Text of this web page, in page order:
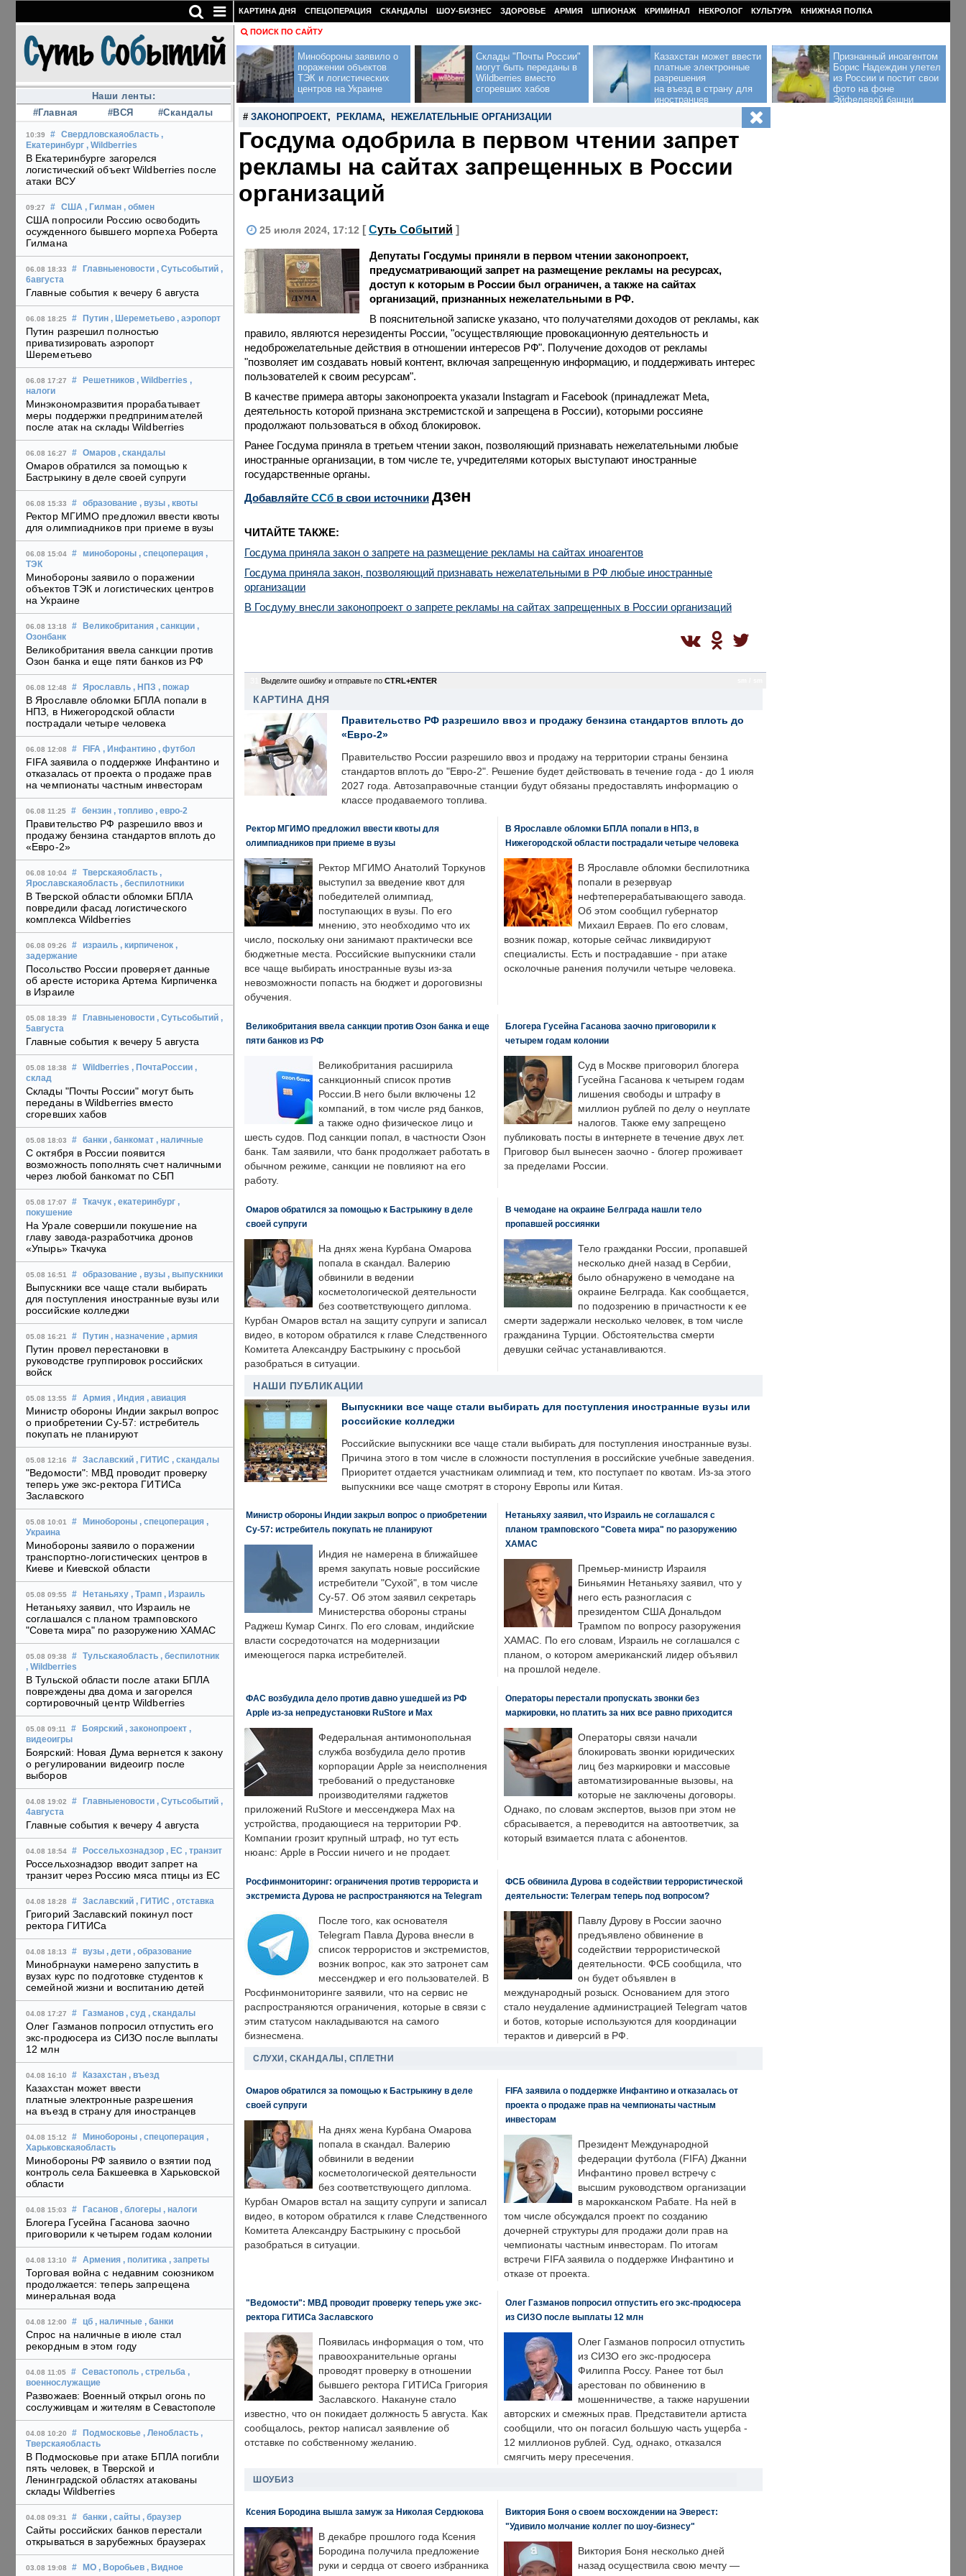
Наши ленты:
#Главная
#ВСЯ #Скандалы
10:39 # Свердловскаяобласть ,
Екатеринбург , Wildberries
В Екатеринбурге загорелся
логистический объект Wildberries после
атаки ВСУ
09:27 # США , Гилман , обмен
США попросили Россию освободить
осужденного бывшего морпеха Роберта
Гилмана
06.08 18:33 # Главныеновости , Сутьсобытий ,
6августа
Главные события к вечеру 6 августа
06.08 18:25 # Путин , Шереметьево , аэропорт
Путин разрешил полностью
приватизировать аэропорт
Шереметьево
06.08 17:27 # Решетников , Wildberries ,
налоги
Минэкономразвития прорабатывает
меры поддержки предпринимателей
после атак на склады Wildberries
06.08 16:27 # Омаров , скандалы
Омаров обратился за помощью к
Бастрыкину в деле своей супруги
06.08 15:33 # образование , вузы , квоты
Ректор МГИМО предложил ввести квоты
для олимпиадников при приеме в вузы
06.08 15:04 # минобороны , спецоперация ,
ТЭК
Минобороны заявило о поражении
объектов ТЭК и логистических центров
на Украине
06.08 13:18 # Великобритания , санкции ,
Озонбанк
Великобритания ввела санкции против
Озон банка и еще пяти банков из РФ
06.08 12:48 # Ярославль , НПЗ , пожар
В Ярославле обломки БПЛА попали в
НПЗ, в Нижегородской области
пострадали четыре человека
06.08 12:08 # FIFA , Инфантино , футбол
FIFA заявила о поддержке Инфантино и
отказалась от проекта о продаже прав
на чемпионаты частным инвесторам
06.08 11:25 # бензин , топливо , евро-2
Правительство РФ разрешило ввоз и
продажу бензина стандартов вплоть до
«Евро-2»
06.08 10:04 # Тверскаяобласть ,
Ярославскаяобласть , беспилотники
В Тверской области обломки БПЛА
повредили фасад логистического
комплекса Wildberries
06.08 09:26 # израиль , кирпиченок ,
задержание
Посольство России проверяет данные
об аресте историка Артема Кирпиченка
в Израиле
05.08 18:39 # Главныеновости , Сутьсобытий ,
5августа
Главные события к вечеру 5 августа
05.08 18:38 # Wildberries , ПочтаРоссии ,
склад
Склады "Почты России" могут быть
переданы в Wildberries вместо
сгоревших хабов
05.08 18:03 # банки , банкомат , наличные
С октября в России появится
возможность пополнять счет наличными
через любой банкомат по СБП
05.08 17:07 # Ткачук , екатеринбург ,
покушение
На Урале совершили покушение на
главу завода-разработчика дронов
«Упырь» Ткачука
05.08 16:51 # образование , вузы , выпускники
Выпускники все чаще стали выбирать
для поступления иностранные вузы или
российские колледжи
05.08 16:21 # Путин , назначение , армия
Путин провел перестановки в
руководстве группировок российских
войск
05.08 13:55 # Армия , Индия , авиация
Министр обороны Индии закрыл вопрос
о приобретении Су-57: истребитель
покупать не планируют
05.08 12:16 # Заславский , ГИТИС , скандалы
"Ведомости": МВД проводит проверку
теперь уже экс-ректора ГИТИСа
Заславского
05.08 10:01 # Минобороны , спецоперация ,
Украина
Минобороны заявило о поражении
транспортно-логистических центров в
Киеве и Киевской области
05.08 09:55 # Нетаньяху , Трамп , Израиль
Нетаньяху заявил, что Израиль не
соглашался с планом трамповского
"Совета мира" по разоружению ХАМАС
05.08 09:38 # Тульскаяобласть , беспилотник
, Wildberries
В Тульской области после атаки БПЛА
повреждены два дома и загорелся
сортировочный центр Wildberries
05.08 09:11 # Боярский , законопроект ,
видеоигры
Боярский: Новая Дума вернется к закону
о регулировании видеоигр после
выборов
04.08 19:02 # Главныеновости , Сутьсобытий ,
4августа
Главные события к вечеру 4 августа
04.08 18:54 # Россельхознадзор , ЕС , транзит
Россельхознадзор вводит запрет на
транзит через Россию мяса птицы из ЕС
04.08 18:28 # Заславский , ГИТИС , отставка
Григорий Заславский покинул пост
ректора ГИТИСа
04.08 18:13 # вузы , дети , образование
Минобрнауки намерено запустить в
вузах курс по подготовке студентов к
семейной жизни и воспитанию детей
04.08 17:27 # Газманов , суд , скандалы
Олег Газманов попросил отпустить его
экс-продюсера из СИЗО после выплаты
12 млн
04.08 16:10 # Казахстан , въезд
Казахстан может ввести
платные электронные разрешения
на въезд в страну для иностранцев
04.08 15:12 # Минобороны , спецоперация ,
Харьковскаяобласть
Минобороны РФ заявило о взятии под
контроль села Бакшеевка в Харьковской
области
04.08 15:03 # Гасанов , блогеры , налоги
Блогера Гусейна Гасанова заочно
приговорили к четырем годам колонии
04.08 13:10 # Армения , политика , запреты
Торговая война с недавним союзником
продолжается: теперь запрещена
минеральная вода
04.08 12:00 # цб , наличные , банки
Спрос на наличные в июле стал
рекордным в этом году
04.08 11:05 # Севастополь , стрельба ,
военнослужащие
Развожаев: Военный открыл огонь по
сослуживцам и жителям в Севастополе
04.08 10:20 # Подмосковье , Ленобласть ,
Тверскаяобласть
В Подмосковье при атаке БПЛА погибли
пять человек, в Тверской и
Ленинградской областях атакованы
склады Wildberries
04.08 09:31 # банки , сайты , браузер
Сайты российских банков перестали
открываться в зарубежных браузерах
03.08 19:08 # МО , Воробьев , Видное
КАРТИНА ДНЯ СПЕЦОПЕРАЦИЯ СКАНДАЛЫ ШОУ-БИЗНЕС ЗДОРОВЬЕ АРМИЯ ШПИОНАЖ КРИМИНАЛ НЕКРОЛОГ КУЛЬТУРА КНИЖНАЯ ПОЛКА
ПОИСК ПО САЙТУ
Минобороны заявило о
поражении объектов
ТЭК и логистических
центров на Украине
Склады "Почты России"
могут быть переданы в
Wildberries вместо
сгоревших хабов
Казахстан может ввести
платные электронные
разрешения
на въезд в страну для
иностранцев
Признанный иноагентом
Борис Надеждин улетел
из России и постит свои
фото на фоне
Эйфелевой башни
# ЗАКОНОПРОЕКТ, РЕКЛАМА, НЕЖЕЛАТЕЛЬНЫЕ ОРГАНИЗАЦИИ
Госдума одобрила в первом чтении запрет
рекламы на сайтах запрещенных в России
организаций
25 июля 2024, 17:12 [ Суть Событий ]
Депутаты Госдумы приняли в первом чтении законопроект,
предусматривающий запрет на размещение рекламы на ресурсах,
доступ к которым в России был ограничен, а также на сайтах
организаций, признанных нежелательными в РФ.
В пояснительной записке указано, что получателями доходов от рекламы, как
правило, являются нерезиденты России, "осуществляющие провокационную деятельность и
недоброжелательные действия в отношении интересов РФ". Получение доходов от рекламы
"позволяет им создавать новый контент, включая запрещенную информацию, и поддерживать интерес
пользователей к своим ресурсам".
В качестве примера авторы законопроекта указали Instagram и Facebook (принадлежат Meta,
деятельность которой признана экстремистской и запрещена в России), которыми россияне
продолжают пользоваться в обход блокировок.
Ранее Госдума приняла в третьем чтении закон, позволяющий признавать нежелательными любые
иностранные организации, в том числе те, учредителями которых выступают иностранные
государственные органы.
Добавляйте CСб в свои источники дзен
ЧИТАЙТЕ ТАКЖЕ:
Госдума приняла закон о запрете на размещение рекламы на сайтах иноагентов
Госдума приняла закон, позволяющий признавать нежелательными в РФ любые иностранные
организации
В Госдуму внесли законопроект о запрете рекламы на сайтах запрещенных в России организаций
Выделите ошибку и отправьте по CTRL+ENTER
КАРТИНА ДНЯ
Правительство РФ разрешило ввоз и продажу бензина стандартов вплоть до
«Евро-2»
Правительство России разрешило ввоз и продажу на территории страны бензина
стандартов вплоть до "Евро-2". Решение будет действовать в течение года - до 1 июля
2027 года. Автозаправочные станции будут обязаны предоставлять информацию о
классе продаваемого топлива.
Ректор МГИМО предложил ввести квоты для
олимпиадников при приеме в вузы
Ректор МГИМО Анатолий Торкунов
выступил за введение квот для
победителей олимпиад,
поступающих в вузы. По его
мнению, это необходимо что их
число, поскольку они занимают практически все
бюджетные места. Российские выпускники стали
все чаще выбирать иностранные вузы из-за
невозможности попасть на бюджет и дороговизны
обучения.
В Ярославле обломки БПЛА попали в НПЗ, в
Нижегородской области пострадали четыре человека
В Ярославле обломки беспилотника
попали в резервуар
нефтеперерабатывающего завода.
Об этом сообщил губернатор
Михаил Евраев. По его словам,
возник пожар, которые сейчас ликвидируют
специалисты. Есть и пострадавшие - при атаке
осколочные ранения получили четыре человека.
Великобритания ввела санкции против Озон банка и еще
пяти банков из РФ
Великобритания расширила
санкционный список против
России.В него были включены 12
компаний, в том числе ряд банков,
а также одно физическое лицо и
шесть судов. Под санкции попал, в частности Озон
банк. Там заявили, что банк продолжает работать в
обычном режиме, санкции не повлияют на его
работу.
Блогера Гусейна Гасанова заочно приговорили к
четырем годам колонии
Суд в Москве приговорил блогера
Гусейна Гасанова к четырем годам
лишения свободы и штрафу в
миллион рублей по делу о неуплате
налогов. Также ему запрещено
публиковать посты в интернете в течение двух лет.
Приговор был вынесен заочно - блогер проживает
за пределами России.
Омаров обратился за помощью к Бастрыкину в деле
своей супруги
На днях жена Курбана Омарова
попала в скандал. Валерию
обвинили в ведении
косметологической деятельности
без соответствующего диплома.
Курбан Омаров встал на защиту супруги и записал
видео, в котором обратился к главе Следственного
Комитета Александру Бастрыкину с просьбой
разобраться в ситуации.
В чемодане на окраине Белграда нашли тело
пропавшей россиянки
Тело гражданки России, пропавшей
несколько дней назад в Сербии,
было обнаружено в чемодане на
окраине Белграда. Как сообщается,
по подозрению в причастности к ее
смерти задержали несколько человек, в том числе
гражданина Турции. Обстоятельства смерти
девушки сейчас устанавливаются.
НАШИ ПУБЛИКАЦИИ
Выпускники все чаще стали выбирать для поступления иностранные вузы или
российские колледжи
Российские выпускники все чаще стали выбирать для поступления иностранные вузы.
Причина этого в том числе в сложности поступления в российские учебные заведения.
Приоритет отдается участникам олимпиад и тем, кто поступает по квотам. Из-за этого
выпускники все чаще смотрят в сторону Европы или Китая.
Министр обороны Индии закрыл вопрос о приобретении
Су-57: истребитель покупать не планируют
Индия не намерена в ближайшее
время закупать новые российские
истребители "Сухой", в том числе
Су-57. Об этом заявил секретарь
Министерства обороны страны
Раджеш Кумар Сингх. По его словам, индийские
власти сосредоточатся на модернизации
имеющегося парка истребителей.
Нетаньяху заявил, что Израиль не соглашался с
планом трамповского "Совета мира" по разоружению
ХАМАС
Премьер-министр Израиля
Биньямин Нетаньяху заявил, что у
него есть разногласия с
президентом США Дональдом
Трампом по вопросу разоружения
ХАМАС. По его словам, Израиль не соглашался с
планом, о котором американский лидер объявил
на прошлой неделе.
ФАС возбудила дело против давно ушедшей из РФ
Apple из-за непредустановки RuStore и Max
Федеральная антимонопольная
служба возбудила дело против
корпорации Apple за неисполнения
требований о предустановке
производителями гаджетов
приложений RuStore и мессенджера Max на
устройства, продающиеся на территории РФ.
Компании грозит крупный штраф, но тут есть
нюанс: Apple в России ничего и не продает.
Операторы перестали пропускать звонки без
маркировки, но платить за них все равно приходится
Операторы связи начали
блокировать звонки юридических
лиц без маркировки и массовые
автоматизированные вызовы, на
которые не заключены договоры.
Однако, по словам экспертов, вызов при этом не
сбрасывается, а переводится на автоответчик, за
который взимается плата с абонентов.
Росфинмониторинг: ограничения против террориста и
экстремиста Дурова не распространяются на Telegram
После того, как основателя
Telegram Павла Дурова внесли в
список террористов и экстремистов,
возник вопрос, как это затронет сам
мессенджер и его пользователей. В
Росфинмониторинге заявили, что на сервис не
распространяются ограничения, которые в связи с
этим статусом накладываются на самого
бизнесмена.
ФСБ обвинила Дурова в содействии террористической
деятельности: Телеграм теперь под вопросом?
Павлу Дурову в России заочно
предъявлено обвинение в
содействии террористической
деятельности. ФСБ сообщила, что
он будет объявлен в
международный розыск. Основанием для этого
стало неудаление администрацией Telegram чатов
и ботов, которые используются для координации
терактов и диверсий в РФ.
СЛУХИ, СКАНДАЛЫ, СПЛЕТНИ
Омаров обратился за помощью к Бастрыкину в деле
своей супруги
На днях жена Курбана Омарова
попала в скандал. Валерию
обвинили в ведении
косметологической деятельности
без соответствующего диплома.
Курбан Омаров встал на защиту супруги и записал
видео, в котором обратился к главе Следственного
Комитета Александру Бастрыкину с просьбой
разобраться в ситуации.
FIFA заявила о поддержке Инфантино и отказалась от
проекта о продаже прав на чемпионаты частным
инвесторам
Президент Международной
федерации футбола (FIFA) Джанни
Инфантино провел встречу с
высшим руководством организации
в марокканском Рабате. На ней в
том числе обсуждался проект по созданию
дочерней структуры для продажи доли прав на
чемпионаты частным инвесторам. По итогам
встречи FIFA заявила о поддержке Инфантино и
отказе от проекта.
"Ведомости": МВД проводит проверку теперь уже экс-
ректора ГИТИСа Заславского
Появилась информация о том, что
правоохранительные органы
проводят проверку в отношении
бывшего ректора ГИТИСа Григория
Заславского. Накануне стало
известно, что он покидает должность 5 августа. Как
сообщалось, ректор написал заявление об
отставке по собственному желанию.
Олег Газманов попросил отпустить его экс-продюсера
из СИЗО после выплаты 12 млн
Олег Газманов попросил отпустить
из СИЗО его экс-продюсера
Филиппа Россу. Ранее тот был
арестован по обвинению в
мошенничестве, а также нарушении
авторских и смежных прав. Представители артиста
сообщили, что он погасил большую часть ущерба -
12 миллионов рублей. Суд, однако, отказался
смягчить меру пресечения.
ШОУБИЗ
Ксения Бородина вышла замуж за Николая Сердюкова
В декабре прошлого года Ксения
Бородина получила предложение
руки и сердца от своего избранника
Виктория Боня о своем восхождении на Эверест:
"Удивило молчание коллег по шоу-бизнесу"
Виктория Боня несколько дней
назад осуществила свою мечту —